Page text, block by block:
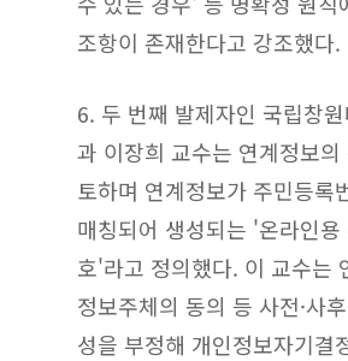
조항이 존재한다고 강조했다.
6. 두 번째 발제자인 국립창
과 이장희 교수는 연계정보의
토하며 연계정보가 주민등록
매칭되어 생성되는 '온라인용
호'라고 정의했다. 이 교수는
정보주체의 동의 등 사전·사
성을 부정해 개인정보자기결